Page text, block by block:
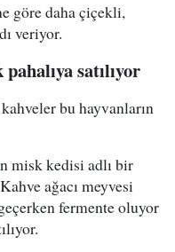
göre daha çiçekli,
veriyor.
satılıyor
bu hayvanların
misk kedisi adlı bir
ağacı meyvesi
fermente oluyor